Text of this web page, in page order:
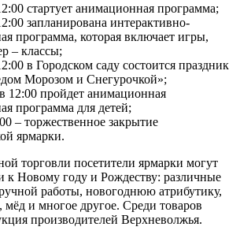
стартует анимационная программа;
запланирована интерактивно-
программа, которая включает игры,
– классы;
в Городском саду состоится праздник
Морозом и Снегурочкой»;
12:00 пройдет анимационная
программа для детей;
– торжественное закрытие
ярмарки.
торговли посетители ярмарки могут
к Новому году и Рождеству: различные
работы, новогоднюю атрибутику,
мёд и многое другое. Среди товаров
производителей Верхневолжья.